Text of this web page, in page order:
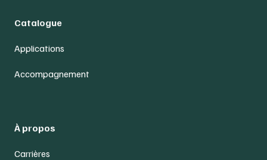
Catalogue
Applications
Accompagnement
À propos
Carrières